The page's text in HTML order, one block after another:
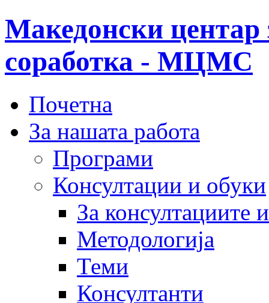
Македонски центар
соработка - МЦМС
Почетна
За нашата работа
Програми
Консултации и обуки
За консултациите
Методологија
Теми
Консултанти